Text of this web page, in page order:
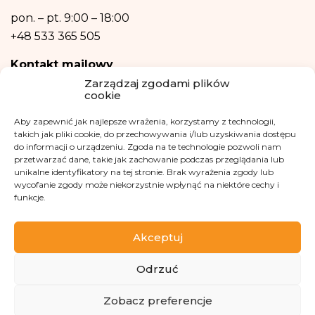
Zarządzaj zgodami plików
cookie
Aby zapewnić jak najlepsze wrażenia, korzystamy z technologii,
takich jak pliki cookie, do przechowywania i/lub uzyskiwania dostępu
do informacji o urządzeniu. Zgoda na te technologie pozwoli nam
przetwarzać dane, takie jak zachowanie podczas przeglądania lub
unikalne identyfikatory na tej stronie. Brak wyrażenia zgody lub
wycofanie zgody może niekorzystnie wpłynąć na niektóre cechy i
funkcje.
Akceptuj
Odrzuć
Zobacz preferencje
również w formie profilowania.
pon. – pt. 9:00 – 18:00
+48 533 365 505
Kontakt mailowy
kontakt@fundacjakasisi.pl
Inspektor Danych Osobowych
Klaudia Kwiatkowska
iod@fundacjakasisi.pl
Copyright 2013-2026 Fundacja Kasisi KRS 0000457951